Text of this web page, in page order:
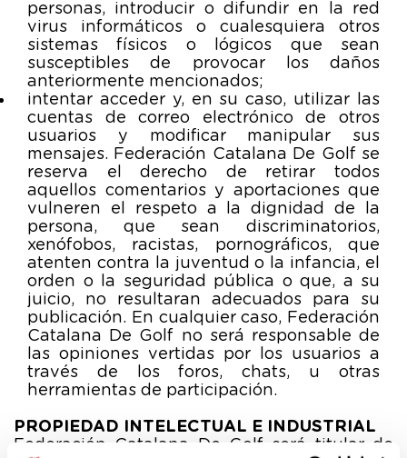
personas, introducir o difundir en la red
virus informáticos o cualesquiera otros
sistemas físicos o lógicos que sean
susceptibles de provocar los daños
anteriormente mencionados;
intentar acceder y, en su caso, utilizar las
cuentas de correo electrónico de otros
usuarios y modificar manipular sus
mensajes. Federación Catalana De Golf se
reserva el derecho de retirar todos
aquellos comentarios y aportaciones que
vulneren el respeto a la dignidad de la
persona, que sean discriminatorios,
xenófobos, racistas, pornográficos, que
atenten contra la juventud o la infancia, el
orden o la seguridad pública o que, a su
juicio, no resultaran adecuados para su
publicación. En cualquier caso, Federación
Catalana De Golf no será responsable de
las opiniones vertidas por los usuarios a
través de los foros, chats, u otras
herramientas de participación.
PROPIEDAD INTELECTUAL E INDUSTRIAL
Federación Catalana De Golf será titular de